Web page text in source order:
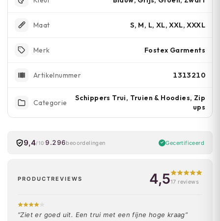
Maat S, M, L, XL, XXL, XXXL
Merk Fostex Garments
Artikelnummer 1313210
Categorie
Schippers Trui, Truien & Hoodies, Zip
ups
9,4/10 9.296beoordelingen Gecertificeerd
PRODUCTREVIEWS 4,517 reviews
“Ziet er goed uit. Een trui met een fijne hoge kraag”